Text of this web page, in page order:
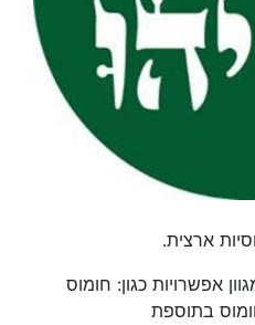
ארצית.
אפשרויות כגון: חומוס
בתוספת